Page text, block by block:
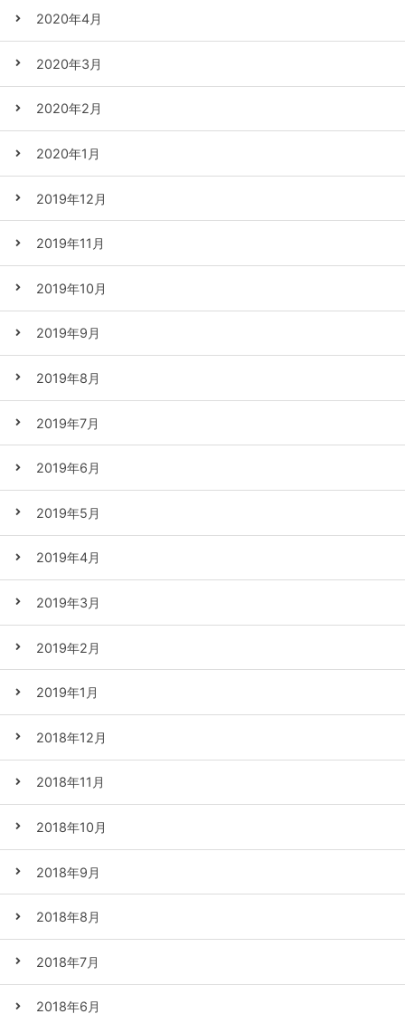
2020年4月
2020年3月
2020年2月
2020年1月
2019年12月
2019年11月
2019年10月
2019年9月
2019年8月
2019年7月
2019年6月
2019年5月
2019年4月
2019年3月
2019年2月
2019年1月
2018年12月
2018年11月
2018年10月
2018年9月
2018年8月
2018年7月
2018年6月